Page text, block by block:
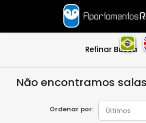
Refinar Busca
Não encontramos
Ordenar por: